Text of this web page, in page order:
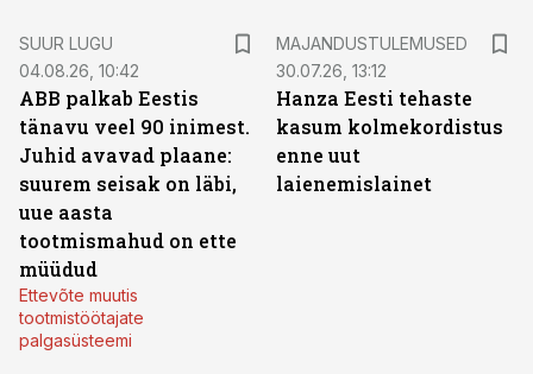
SUUR LUGU
04.08.26, 10:42
ABB palkab Eestis
tänavu veel 90 inimest.
Juhid avavad plaane:
suurem seisak on läbi,
uue aasta
tootmismahud on ette
müüdud
Ettevõte muutis
tootmistöötajate
palgasüsteemi
MAJANDUSTULEMUSED
30.07.26, 13:12
Hanza Eesti tehaste
kasum kolmekordistus
enne uut
laienemislainet